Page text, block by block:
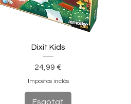
Dixit Kids
Preu
24,99 €
Impostos inclòs
Esgotat